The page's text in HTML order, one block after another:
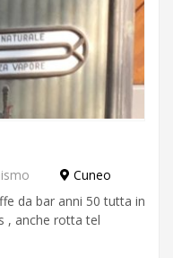
Cuneo
da bar anni 50 tutta in
, anche rotta tel